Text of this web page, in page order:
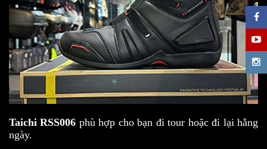
Taichi RSS006 phù hợp cho bạn đi tour hoặc đi lại hằng
ngày.